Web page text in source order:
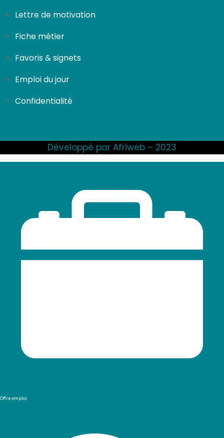
Lettre de motivation
Fiche métier
Favoris & signets
Emploi du jour
Confidentialité
Développé par Afriweb – 2023
Offre emploi